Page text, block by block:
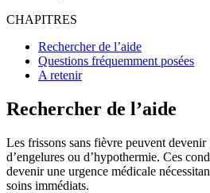
CHAPITRES
Rechercher de l’aide
Questions fréquemment posées
A retenir
Rechercher de l’aide
Les frissons sans fièvre peuvent
d’engelures ou d’hypothermie. Ces
devenir une urgence médicale
soins immédiats.